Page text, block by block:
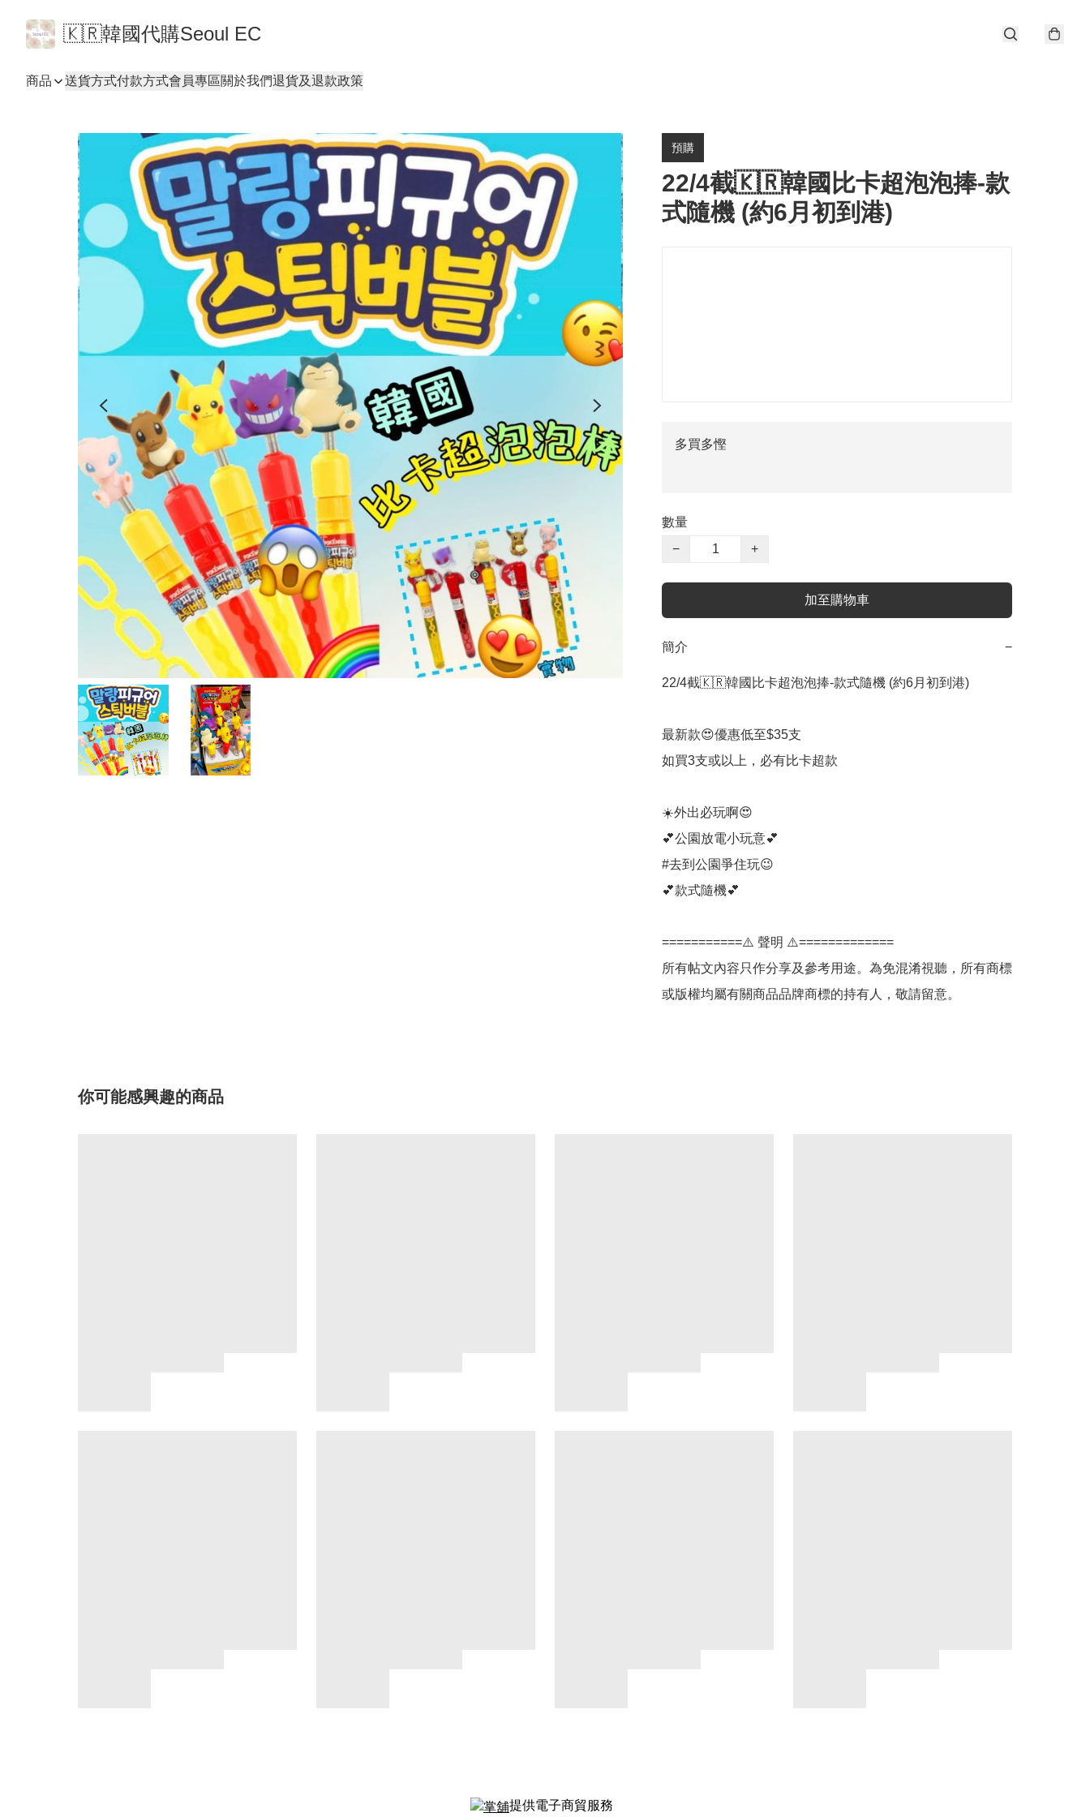
🇰🇷韓國代購Seoul EC
商品 送貨方式付款方式會員專區關於我們退貨及退款政策
預購
22/4截🇰🇷韓國比卡超泡泡捧-款
式隨機 (約6月初到港)
多買多慳
數量
−
+
加至購物車
簡介 −
22/4截🇰🇷韓國比卡超泡泡捧-款式隨機 (約6月初到港)
最新款😍優惠低至$35支
如買3支或以上，必有比卡超款
☀️外出必玩啊😍
💕公園放電小玩意💕
#去到公園爭住玩😉
💕款式隨機💕
===========⚠️ 聲明 ⚠️=============
所有帖文內容只作分享及參考用途。為免混淆視聽，所有商標
或版權均屬有關商品品牌商標的持有人，敬請留意。
你可能感興趣的商品
提供電子商貿服務